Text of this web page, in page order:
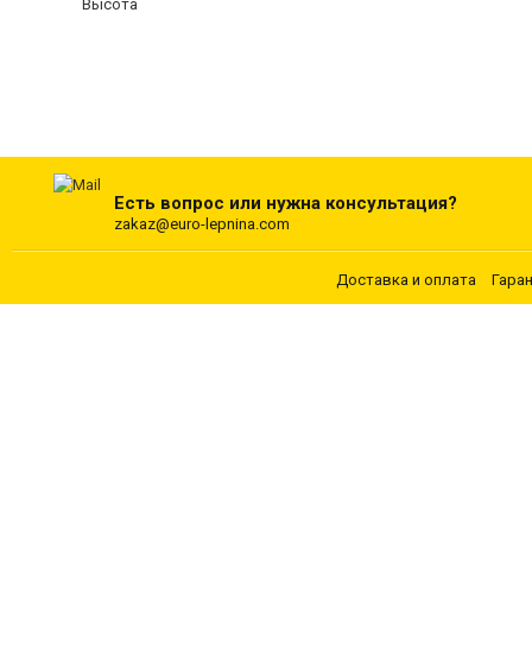
Высота
Есть вопрос или нужна консультация?
zakaz@euro-lepnina.com
Доставка и оплата